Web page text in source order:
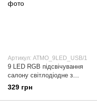
Артикул: ATMO_9LED_USB/1
9 LED RGB підсвічування
салону світлодіодне з
мікрофоном (реагує на звук) 16
режимів, через додаток, USB
329 грн